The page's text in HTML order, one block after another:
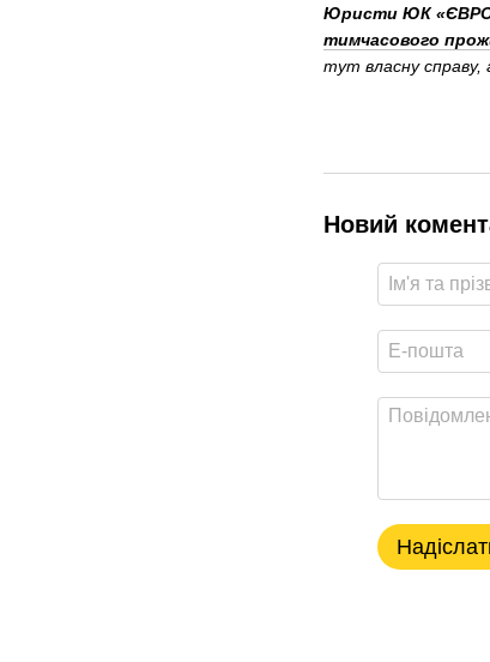
Юристи ЮК
тимчасового
тут власну справу,
Новий